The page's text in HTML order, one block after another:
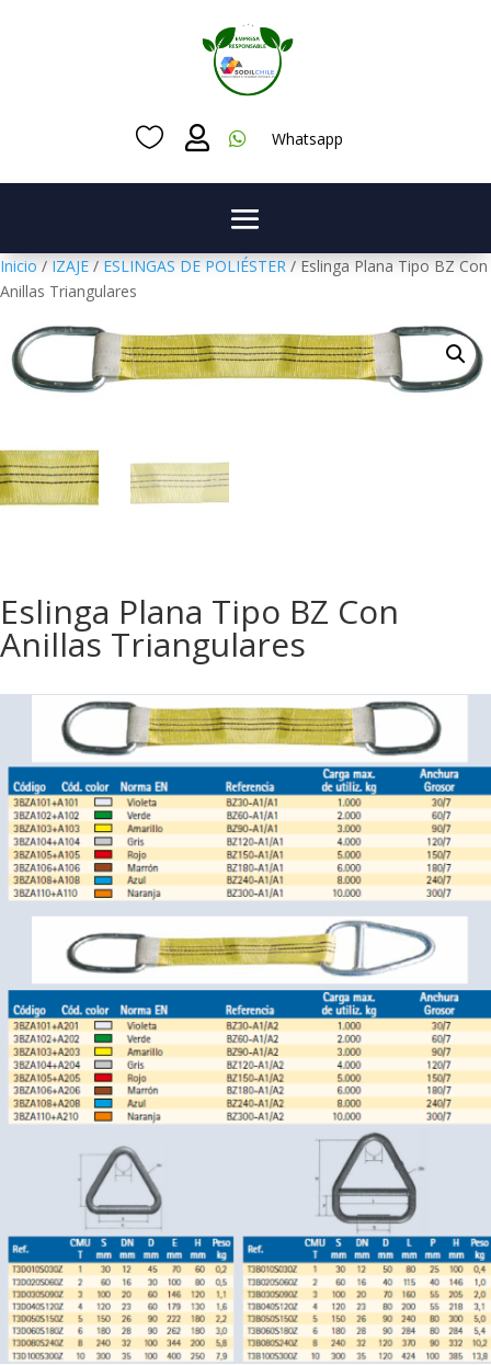
   Whatsapp
Inicio / IZAJE / ESLINGAS DE POLIÉSTER / Eslinga Plana Tipo BZ Con
Anillas Triangulares
Eslinga Plana Tipo BZ Con
Anillas Triangulares